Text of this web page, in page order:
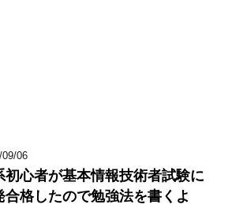
09/06
初心者が基本情報技術者試験に
合格したので勉強法を書くよ